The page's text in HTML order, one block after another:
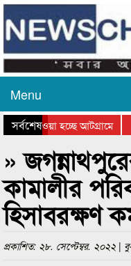
Menu
সর্বশেষ
যাওয়া হচ্ছে আটগ্রামে
»
কামালীর
হিসাবরক্ষণ
প্রকাশিত: ২৮. সেপ্টেম্বর. ২০২২ |